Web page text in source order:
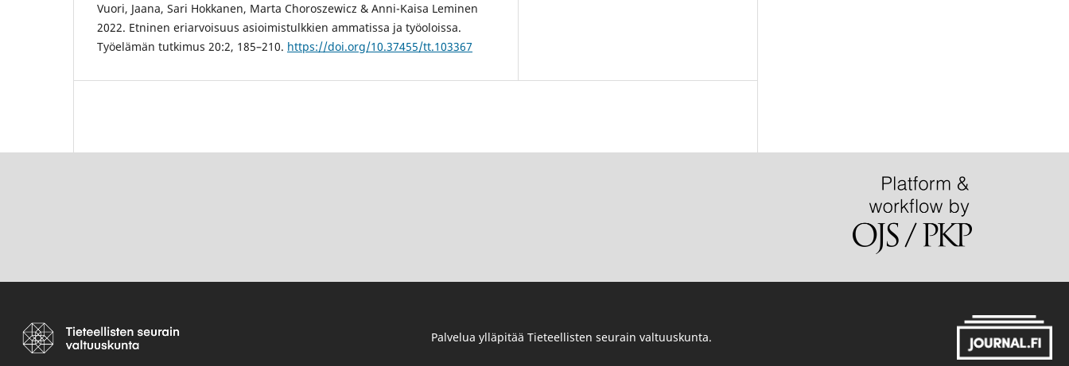
Vuori, Jaana, Sari Hokkanen, Marta Choroszewicz & Anni-Kaisa Leminen
2022. Etninen eriarvoisuus asioimistulkkien ammatissa ja työoloissa.
Työelämän tutkimus 20:2, 185–210. https://doi.org/10.37455/tt.103367
Palvelua ylläpitää Tieteellisten seurain valtuuskunta.